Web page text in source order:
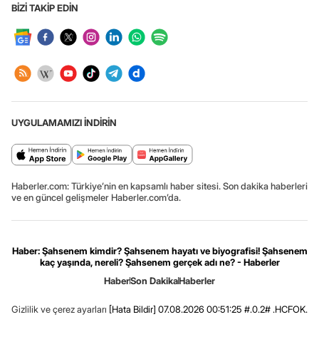
BİZİ TAKİP EDİN
UYGULAMAMIZI İNDİRİN
Haberler.com: Türkiye’nin en kapsamlı haber sitesi. Son dakika haberleri
ve en güncel gelişmeler Haberler.com’da.
Haber: Şahsenem kimdir? Şahsenem hayatı ve biyografisi! Şahsenem
kaç yaşında, nereli? Şahsenem gerçek adı ne? - Haberler
HaberSon DakikaHaberler
Gizlilik ve çerez ayarları [Hata Bildir] 07.08.2026 00:51:25 #.0.2# .HCFOK.